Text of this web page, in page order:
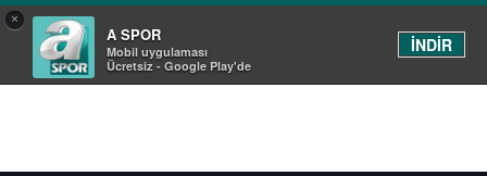
×
A SPOR
Mobil uygulaması
Ücretsiz - Google Play'de
İNDİR